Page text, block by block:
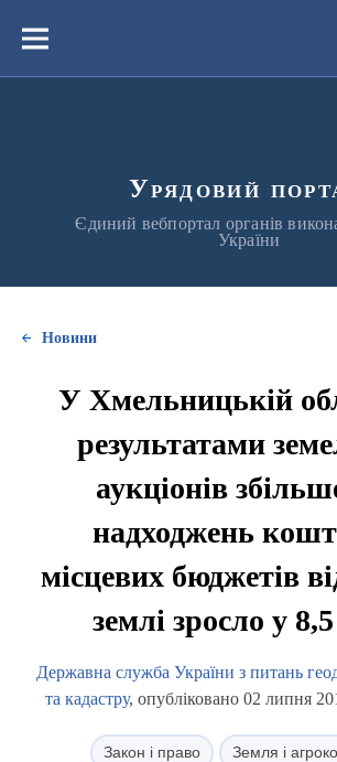
вмістуМеню
Урядовий
Єдиний вебпортал органів
України
Новини
У Хмельницькій
результатами
аукціонів
надходжень
місцевих бюджетів
землі зросло у
Державна служба України з питань
та кадастру, опубліковано 02 липня
Закон і право Земля і